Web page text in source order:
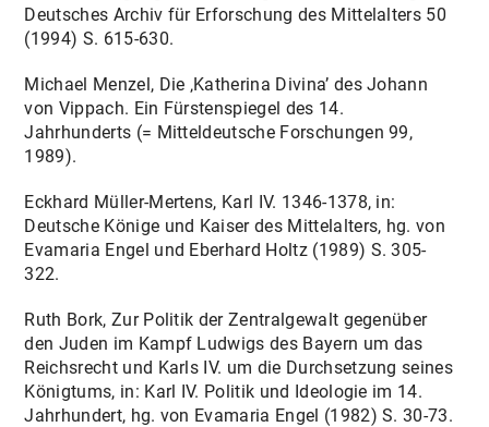
Deutsches Archiv für Erforschung des Mittelalters 50
(1994) S. 615-630.
Michael Menzel, Die ‚Katherina Divina’ des Johann
von Vippach. Ein Fürstenspiegel des 14.
Jahrhunderts (= Mitteldeutsche Forschungen 99,
1989).
Eckhard Müller-Mertens, Karl IV. 1346-1378, in:
Deutsche Könige und Kaiser des Mittelalters, hg. von
Evamaria Engel und Eberhard Holtz (1989) S. 305-
322.
Ruth Bork, Zur Politik der Zentralgewalt gegenüber
den Juden im Kampf Ludwigs des Bayern um das
Reichsrecht und Karls IV. um die Durchsetzung seines
Königtums, in: Karl IV. Politik und Ideologie im 14.
Jahrhundert, hg. von Evamaria Engel (1982) S. 30-73.